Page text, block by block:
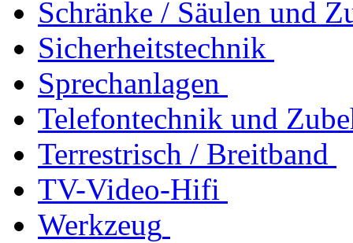
Schränke / Säulen und
Sicherheitstechnik
Sprechanlagen
Telefontechnik und
Terrestrisch / Breitband
TV-Video-Hifi
Werkzeug